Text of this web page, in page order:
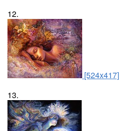
12.
[524x417]
13.